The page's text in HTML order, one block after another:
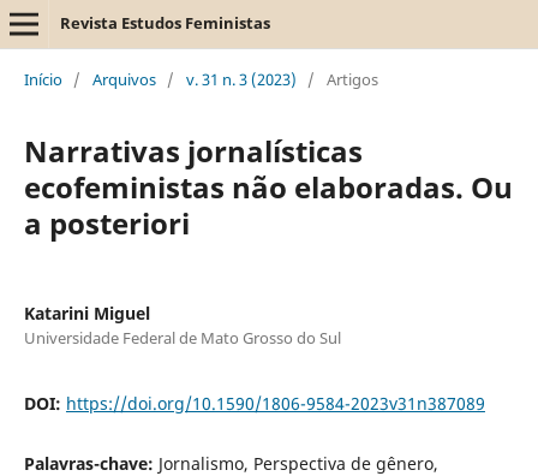
Revista Estudos Feministas
Início / Arquivos / v. 31 n. 3 (2023) / Artigos
Narrativas jornalísticas
ecofeministas não elaboradas. Ou
a posteriori
Katarini Miguel
Universidade Federal de Mato Grosso do Sul
DOI: https://doi.org/10.1590/1806-9584-2023v31n387089
Palavras-chave: Jornalismo, Perspectiva de gênero,